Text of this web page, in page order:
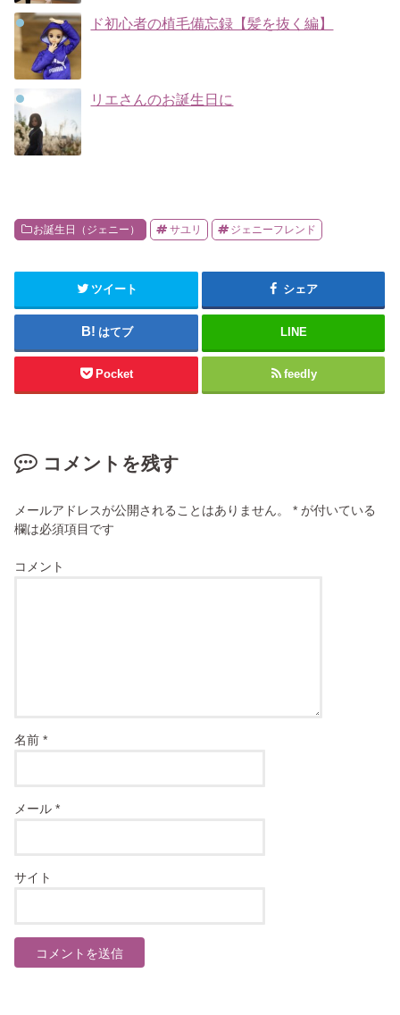
ド初心者の植毛備忘録【髪を抜く編】
リエさんのお誕生日に
お誕生日（ジェニー） サユリ ジェニーフレンド
ツイート シェア
はてブ LINE
Pocket feedly
コメントを残す
メールアドレスが公開されることはありません。 * が付いている
欄は必須項目です
コメント
名前*
メール*
サイト